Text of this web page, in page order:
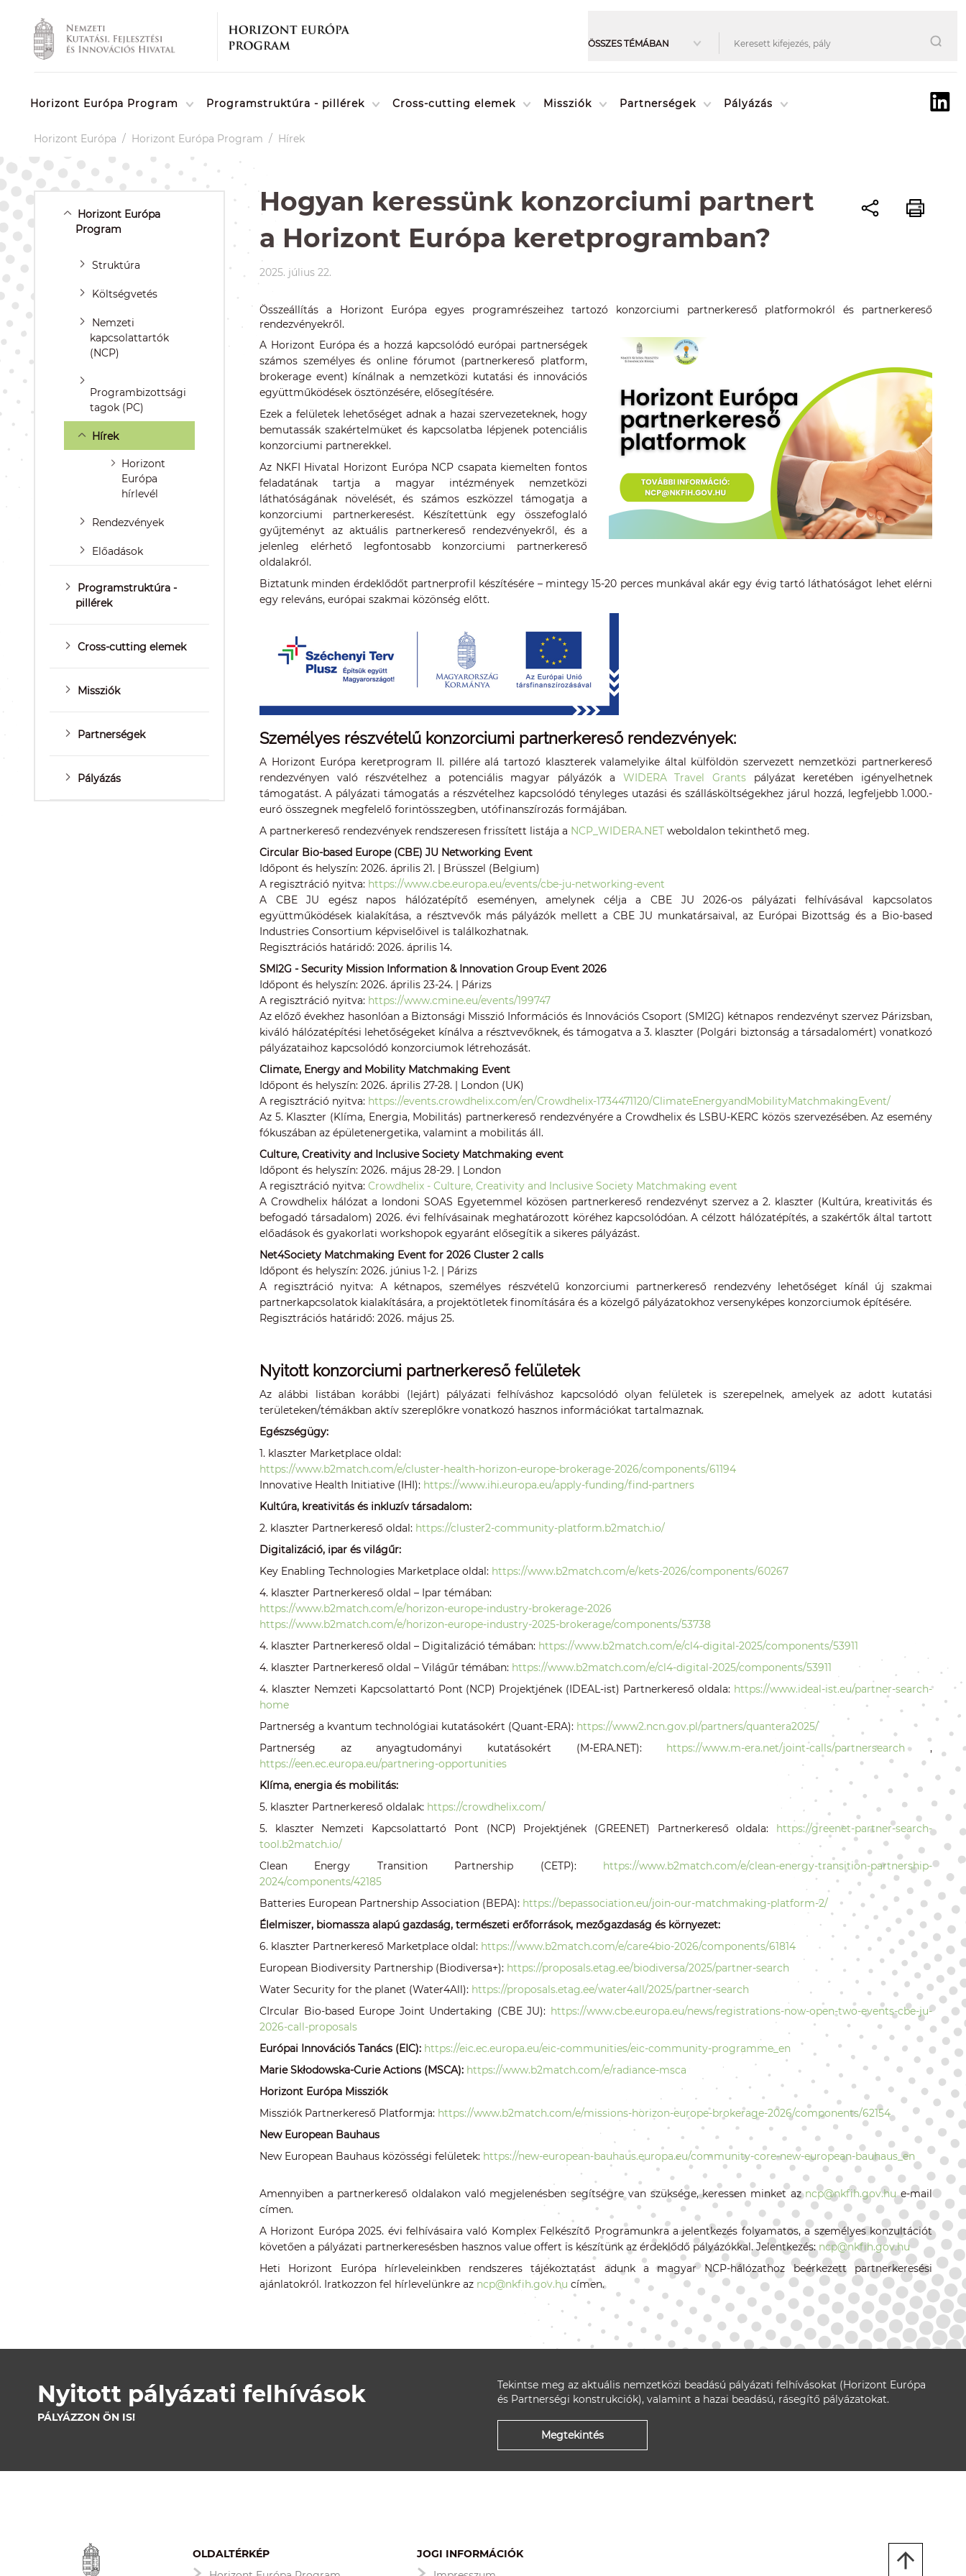
Horizont Európa Program Programstruktúra - pillérek Cross-cutting elemek Missziók Partnerségek Pályázás
Horizont Európa / Horizont Európa Program / Hírek
Horizont Európa
Program
Struktúra
Költségvetés
Nemzeti
kapcsolattartók
(NCP)
Programbizottsági
tagok (PC)
Hírek
Horizont
Európa
hírlevél
Rendezvények
Előadások
Programstruktúra -
pillérek
Cross-cutting elemek
Missziók
Partnerségek
Pályázás
Hogyan keressünk konzorciumi partnert
a Horizont Európa keretprogramban?
2025. július 22.
Összeállítás a Horizont Európa egyes programrészeihez tartozó konzorciumi partnerkereső platformokról és partnerkereső
rendezvényekről.
A Horizont Európa és a hozzá kapcsolódó európai partnerségek
számos személyes és online fórumot (partnerkereső platform,
brokerage event) kínálnak a nemzetközi kutatási és innovációs
együttműködések ösztönzésére, elősegítésére.
Ezek a felületek lehetőséget adnak a hazai szervezeteknek, hogy
bemutassák szakértelmüket és kapcsolatba lépjenek potenciális
konzorciumi partnerekkel.
Az NKFI Hivatal Horizont Európa NCP csapata kiemelten fontos
feladatának tartja a magyar intézmények nemzetközi
láthatóságának növelését, és számos eszközzel támogatja a
konzorciumi partnerkeresést. Készítettünk egy összefoglaló
gyűjteményt az aktuális partnerkereső rendezvényekről, és a
jelenleg elérhető legfontosabb konzorciumi partnerkereső
oldalakról.
Biztatunk minden érdeklődőt partnerprofil készítésére – mintegy 15-20 perces munkával akár egy évig tartó láthatóságot lehet elérni
egy releváns, európai szakmai közönség előtt.
Személyes részvételű konzorciumi partnerkereső rendezvények:
A Horizont Európa keretprogram II. pillére alá tartozó klaszterek valamelyike által külföldön szervezett nemzetközi partnerkereső
rendezvényen való részvételhez a potenciális magyar pályázók a WIDERA Travel Grantspályázat keretében igényelhetnek
támogatást. A pályázati támogatás a részvételhez kapcsolódó tényleges utazási és szállásköltségekhez járul hozzá, legfeljebb 1.000.-
euró összegnek megfelelő forintösszegben, utófinanszírozás formájában.
A partnerkereső rendezvények rendszeresen frissített listája a NCP_WIDERA.NET weboldalon tekinthető meg.
Circular Bio-based Europe (CBE) JU Networking Event
Időpont és helyszín: 2026. április 21. | Brüsszel (Belgium)
A regisztráció nyitva: https://www.cbe.europa.eu/events/cbe-ju-networking-event
A CBE JU egész napos hálózatépítő eseményen, amelynek célja a CBE JU 2026-os pályázati felhívásával kapcsolatos
együttműködések kialakítása, a résztvevők más pályázók mellett a CBE JU munkatársaival, az Európai Bizottság és a Bio-based
Industries Consortium képviselőivel is találkozhatnak.
Regisztrációs határidő: 2026. április 14.
SMI2G - Security Mission Information & Innovation Group Event 2026
Időpont és helyszín: 2026. április 23-24. | Párizs
A regisztráció nyitva: https://www.cmine.eu/events/199747
Az előző évekhez hasonlóan a Biztonsági Misszió Információs és Innovációs Csoport (SMI2G) kétnapos rendezvényt szervez Párizsban,
kiváló hálózatépítési lehetőségeket kínálva a résztvevőknek, és támogatva a 3. klaszter (Polgári biztonság a társadalomért) vonatkozó
pályázataihoz kapcsolódó konzorciumok létrehozását.
Climate, Energy and Mobility Matchmaking Event
Időpont és helyszín: 2026. április 27-28. | London (UK)
A regisztráció nyitva: https://events.crowdhelix.com/en/Crowdhelix-1734471120/ClimateEnergyandMobilityMatchmakingEvent/
Az 5. Klaszter (Klíma, Energia, Mobilitás) partnerkereső rendezvényére a Crowdhelix és LSBU-KERC közös szervezésében. Az esemény
fókuszában az épületenergetika, valamint a mobilitás áll.
Culture, Creativity and Inclusive Society Matchmaking event
Időpont és helyszín: 2026. május 28-29. | London
A regisztráció nyitva: Crowdhelix - Culture, Creativity and Inclusive Society Matchmaking event
A Crowdhelix hálózat a londoni SOAS Egyetemmel közösen partnerkereső rendezvényt szervez a 2. klaszter (Kultúra, kreativitás és
befogadó társadalom) 2026. évi felhívásainak meghatározott köréhez kapcsolódóan. A célzott hálózatépítés, a szakértők által tartott
előadások és gyakorlati workshopok egyaránt elősegítik a sikeres pályázást.
Net4Society Matchmaking Event for 2026 Cluster 2 calls
Időpont és helyszín: 2026. június 1-2. | Párizs
A regisztráció nyitva: A kétnapos, személyes részvételű konzorciumi partnerkereső rendezvény lehetőséget kínál új szakmai
partnerkapcsolatok kialakítására, a projektötletek finomítására és a közelgő pályázatokhoz versenyképes konzorciumok építésére.
Regisztrációs határidő: 2026. május 25.
Nyitott konzorciumi partnerkereső felületek
Az alábbi listában korábbi (lejárt) pályázati felhíváshoz kapcsolódó olyan felületek is szerepelnek, amelyek az adott kutatási
területeken/témákban aktív szereplőkre vonatkozó hasznos információkat tartalmaznak.
Egészségügy:
1. klaszter Marketplace oldal:
https://www.b2match.com/e/cluster-health-horizon-europe-brokerage-2026/components/61194
Innovative Health Initiative (IHI): https://www.ihi.europa.eu/apply-funding/find-partners
Kultúra, kreativitás és inkluzív társadalom:
2. klaszter Partnerkereső oldal: https://cluster2-community-platform.b2match.io/
Digitalizáció, ipar és világűr:
Key Enabling Technologies Marketplace oldal: https://www.b2match.com/e/kets-2026/components/60267
4. klaszter Partnerkereső oldal – Ipar témában:
https://www.b2match.com/e/horizon-europe-industry-brokerage-2026
https://www.b2match.com/e/horizon-europe-industry-2025-brokerage/components/53738
4. klaszter Partnerkereső oldal – Digitalizáció témában: https://www.b2match.com/e/cl4-digital-2025/components/53911
4. klaszter Partnerkereső oldal – Világűr témában: https://www.b2match.com/e/cl4-digital-2025/components/53911
4. klaszter Nemzeti Kapcsolattartó Pont (NCP) Projektjének (IDEAL-ist) Partnerkereső oldala: https://www.ideal-ist.eu/partner-search-
home
Partnerség a kvantum technológiai kutatásokért (Quant-ERA): https://www2.ncn.gov.pl/partners/quantera2025/
Partnerség az anyagtudományi kutatásokért (M-ERA.NET): https://www.m-era.net/joint-calls/partnersearch ,
https://een.ec.europa.eu/partnering-opportunities
Klíma, energia és mobilitás:
5. klaszter Partnerkereső oldalak: https://crowdhelix.com/
5. klaszter Nemzeti Kapcsolattartó Pont (NCP) Projektjének (GREENET) Partnerkereső oldala: https://greenet-partner-search-
tool.b2match.io/
Clean Energy Transition Partnership (CETP): https://www.b2match.com/e/clean-energy-transition-partnership-
2024/components/42185
Batteries European Partnership Association (BEPA): https://bepassociation.eu/join-our-matchmaking-platform-2/
Élelmiszer, biomassza alapú gazdaság, természeti erőforrások, mezőgazdaság és környezet:
6. klaszter Partnerkereső Marketplace oldal: https://www.b2match.com/e/care4bio-2026/components/61814
European Biodiversity Partnership (Biodiversa+): https://proposals.etag.ee/biodiversa/2025/partner-search
Water Security for the planet (Water4All): https://proposals.etag.ee/water4all/2025/partner-search
CIrcular Bio-based Europe Joint Undertaking (CBE JU): https://www.cbe.europa.eu/news/registrations-now-open-two-events-cbe-ju-
2026-call-proposals
Európai Innovációs Tanács (EIC): https://eic.ec.europa.eu/eic-communities/eic-community-programme_en
Marie Skłodowska-Curie Actions (MSCA): https://www.b2match.com/e/radiance-msca
Horizont Európa Missziók
Missziók Partnerkereső Platformja: https://www.b2match.com/e/missions-horizon-europe-brokerage-2026/components/62154
New European Bauhaus
New European Bauhaus közösségi felületek: https://new-european-bauhaus.europa.eu/community-core-new-european-bauhaus_en
Amennyiben a partnerkereső oldalakon való megjelenésben segítségre van szüksége, keressen minket azncp@nkfih.gov.hue-mail
címen.
A Horizont Európa 2025. évi felhívásaira való Komplex Felkészítő Programunkra a jelentkezés folyamatos, a személyes konzultációt
követően a pályázati partnerkeresésben hasznos value offert is készítünk az érdeklődő pályázókkal. Jelentkezés: ncp@nkfih.gov.hu
Heti Horizont Európa hírleveleinkben rendszeres tájékoztatást adunk a magyar NCP-hálózathoz beérkezett partnerkeresési
ajánlatokról. Iratkozzon fel hírlevelünkre az ncp@nkfih.gov.hu címen.
Nyitott pályázati felhívások
PÁLYÁZZON ÖN IS!
Tekintse meg az aktuális nemzetközi beadású pályázati felhívásokat (Horizont Európa
és Partnerségi konstrukciók), valamint a hazai beadású, rásegítő pályázatokat.
Megtekintés
OLDALTÉRKÉP
JOGI INFORMÁCIÓK